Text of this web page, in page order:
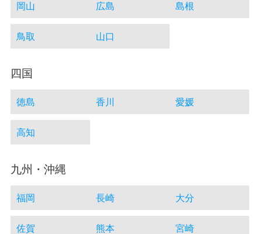
岡山 広島 島根
鳥取 山口
四国
徳島 香川 愛媛
高知
九州・沖縄
福岡 長崎 大分
佐賀 熊本 宮崎